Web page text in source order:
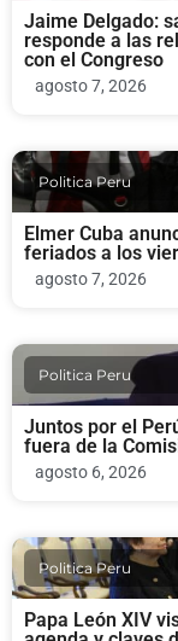
Jaime Delgado:
responde a las
con el Congreso
agosto 7, 2026
Politica Peru
Elmer Cuba
feriados a los
agosto 7, 2026
Politica Peru
Juntos por el
fuera de la
agosto 6, 2026
Politica Peru
Papa León XIV